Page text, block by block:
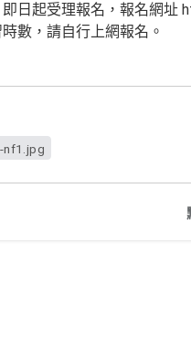
日起受理報名，報名網址
數，請自行上網報名。
nf1.jpg